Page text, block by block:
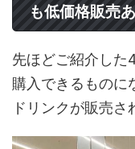
も低価格販売
先ほどご紹介した
購入できるものに
ドリンクが販売さ